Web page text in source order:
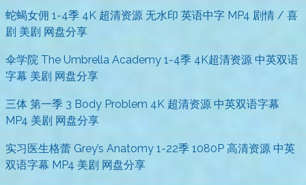
蛇蝎女佣 1-4季 4K 超清资源 无水印 英语中字 MP4 剧情 / 喜
剧 美剧 网盘分享
伞学院 The Umbrella Academy 1-4季 4K超清资源 中英双语
字幕 美剧 网盘分享
三体 第一季 3 Body Problem 4K 超清资源 中英双语字幕
MP4 美剧 网盘分享
实习医生格蕾 Grey’s Anatomy 1-22季 1080P 高清资源 中英
双语字幕 MP4 美剧 网盘分享